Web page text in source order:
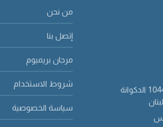
من نحن
إتصل بنا
مرجان بريميوم
شروط الاستخدام
سياسة الخصوصية